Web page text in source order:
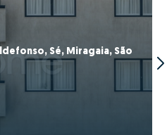
Sé, Miragaia, São